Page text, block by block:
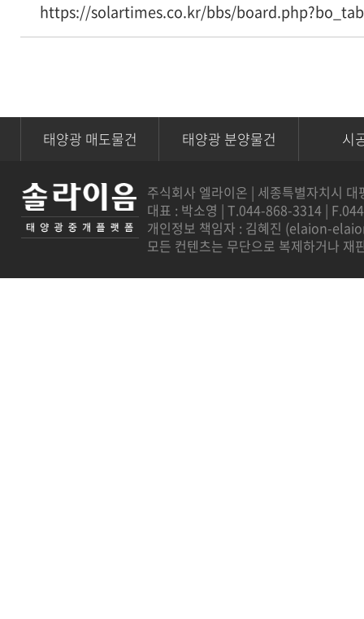
https://solartimes.co.kr/bbs/
태양광 매도물건 태양광 분양물건 시
주식회사 엘라이온 | 세종특별자치시
대표 : 박소영 | T.044-868-3314 |
개인정보 책임자 : 김혜진 (elaion-
모든 컨텐츠는 무단으로 복제하거나